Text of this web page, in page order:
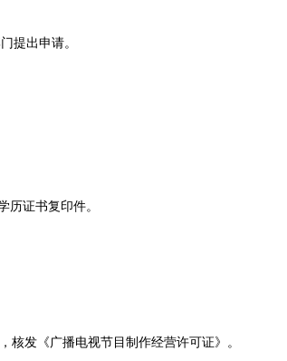
提出申请。
证书复印件。
发《广播电视节目制作经营许可证》。